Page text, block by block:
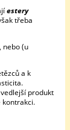
estery
třeba
nebo (u
a k
produkt
kontrakci.